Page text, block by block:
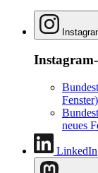
Fenster)
neues
LinkedIn